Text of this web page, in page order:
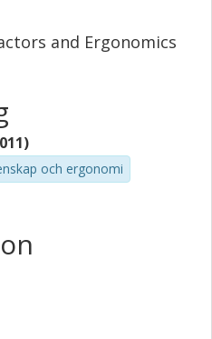
and Ergonomics
och ergonomi